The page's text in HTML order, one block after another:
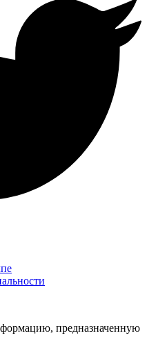
предназначенную